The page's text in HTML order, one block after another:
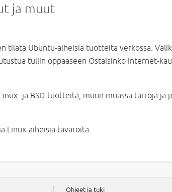
ja muut
tilata Ubuntu-aiheisia tuotteita verkossa.
tullin oppaaseen Ostaisinko Internet-
ja BSD-tuotteita, muun muassa tarroja ja
Linux-aiheisia tavaroita
Ohjeet ja tuki